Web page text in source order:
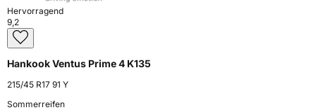
Hervorragend
9,2
Hankook Ventus Prime 4 K135
215/45 R17 91 Y
Sommerreifen